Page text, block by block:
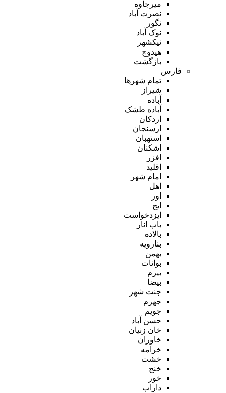
میرجاوه
نصرت آباد
نگور
نوک آباد
نیکشهر
هیدوچ
بازگشت
فارس
تمام شهر‌ها
شیراز
آباده
آباده طشک
اردکان
ارسنجان
استهبان
اشکنان
افزر
اقلید
امام شهر
اهل
اوز
ایج
ایزدخواست
باب انار
بالاده
بنارویه
بهمن
بوانات
بیرم
بیضا
جنت شهر
جهرم
جویم
حسن آباد
خان زنیان
خاوران
خرامه
خشت
خنج
خور
داراب